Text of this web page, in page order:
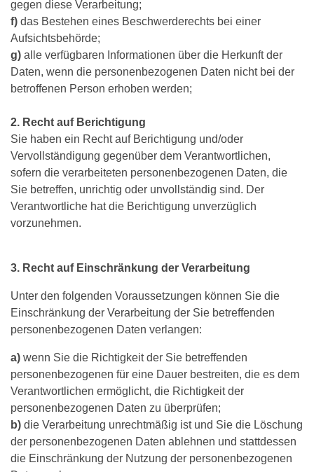
gegen diese Verarbeitung;
f) das Bestehen eines Beschwerderechts bei einer
Aufsichtsbehörde;
g) alle verfügbaren Informationen über die Herkunft der
Daten, wenn die personenbezogenen Daten nicht bei der
betroffenen Person erhoben werden;
2. Recht auf Berichtigung
Sie haben ein Recht auf Berichtigung und/oder
Vervollständigung gegenüber dem Verantwortlichen,
sofern die verarbeiteten personenbezogenen Daten, die
Sie betreffen, unrichtig oder unvollständig sind. Der
Verantwortliche hat die Berichtigung unverzüglich
vorzunehmen.
3. Recht auf Einschränkung der Verarbeitung
Unter den folgenden Voraussetzungen können Sie die
Einschränkung der Verarbeitung der Sie betreffenden
personenbezogenen Daten verlangen:
a) wenn Sie die Richtigkeit der Sie betreffenden
personenbezogenen für eine Dauer bestreiten, die es dem
Verantwortlichen ermöglicht, die Richtigkeit der
personenbezogenen Daten zu überprüfen;
b) die Verarbeitung unrechtmäßig ist und Sie die Löschung
der personenbezogenen Daten ablehnen und stattdessen
die Einschränkung der Nutzung der personenbezogenen